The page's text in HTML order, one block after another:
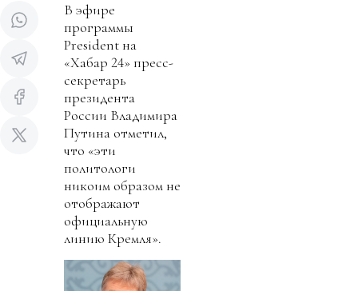
В эфире
программы
President на
«Хабар 24» пресс-
секретарь
президента
России Владимира
Путина отметил,
что «эти
политологи
никоим образом не
отображают
официальную
линию Кремля».